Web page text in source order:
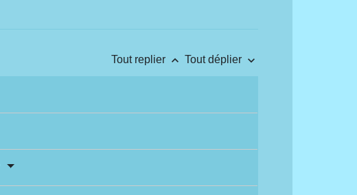
Tout replier keyboard_arrow_up Tout déplier keyboard_arrow_down